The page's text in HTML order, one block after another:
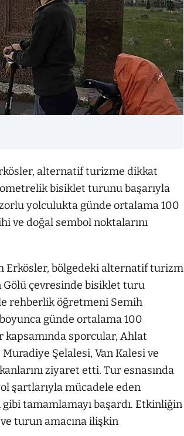
alternatif turizme dikkat
bisiklet turunu başarıyla
yolculukta günde ortalama 100
ve doğal sembol noktalarını
Erkösler, bölgedeki alternatif turizm
Gölü çevresinde bisiklet turu
rehberlik öğretmeni Semih
günde ortalama 100
kapsamında sporcular, Ahlat
Şelalesi, Van Kalesi ve
ziyaret etti. Tur esnasında
şartlarıyla mücadele eden
tamamlamayı başardı. Etkinliğin
turun amacına ilişkin